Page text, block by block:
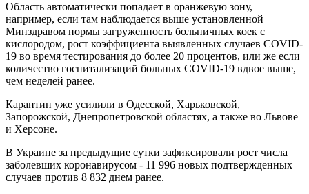
Область автоматически попадает в оранжевую зону,
например, если там наблюдается выше установленной
Минздравом нормы загруженность больничных коек с
кислородом, рост коэффициента выявленных случаев COVID-
19 во время тестирования до более 20 процентов, или же если
количество госпитализаций больных COVID-19 вдвое выше,
чем неделей ранее.
Карантин уже усилили в Одесской, Харьковской,
Запорожской, Днепропетровской областях, а также во Львове
и Херсоне.
В Украине за предыдущие сутки зафиксировали рост числа
заболевших коронавирусом - 11 996 новых подтвержденных
случаев против 8 832 днем ранее.